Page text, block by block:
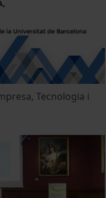
Tecnologia i